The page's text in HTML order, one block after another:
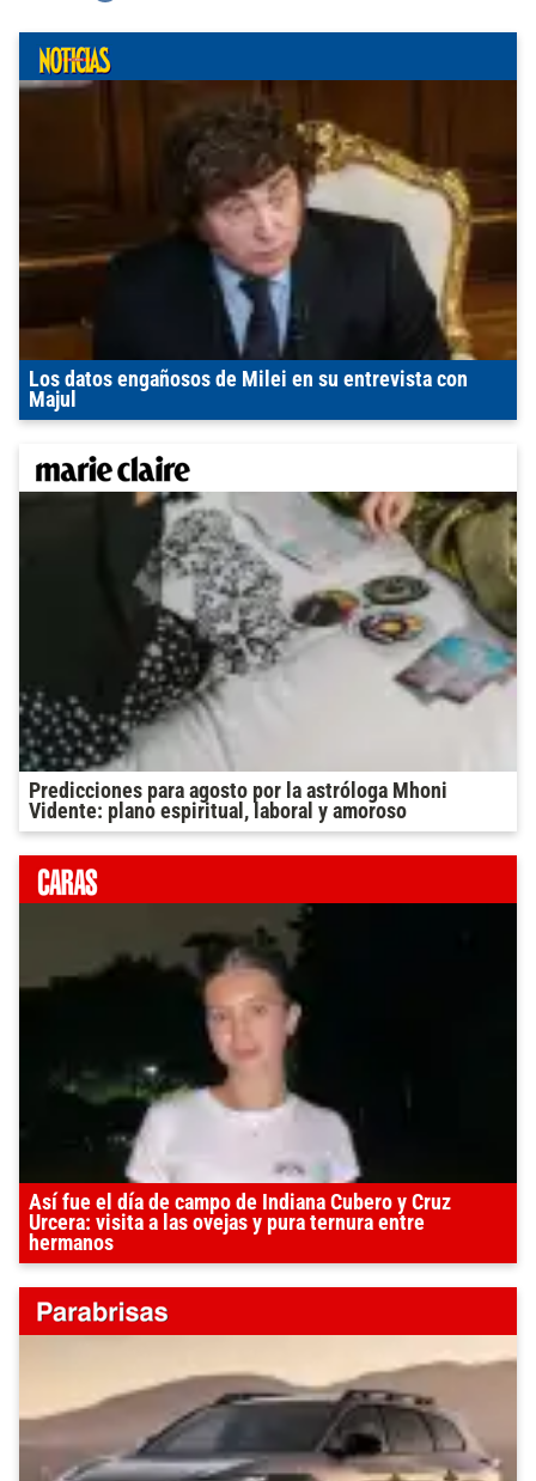
Los datos engañosos de Milei en su entrevista con
Majul
Predicciones para agosto por la astróloga Mhoni
Vidente: plano espiritual, laboral y amoroso
Así fue el día de campo de Indiana Cubero y Cruz
Urcera: visita a las ovejas y pura ternura entre
hermanos